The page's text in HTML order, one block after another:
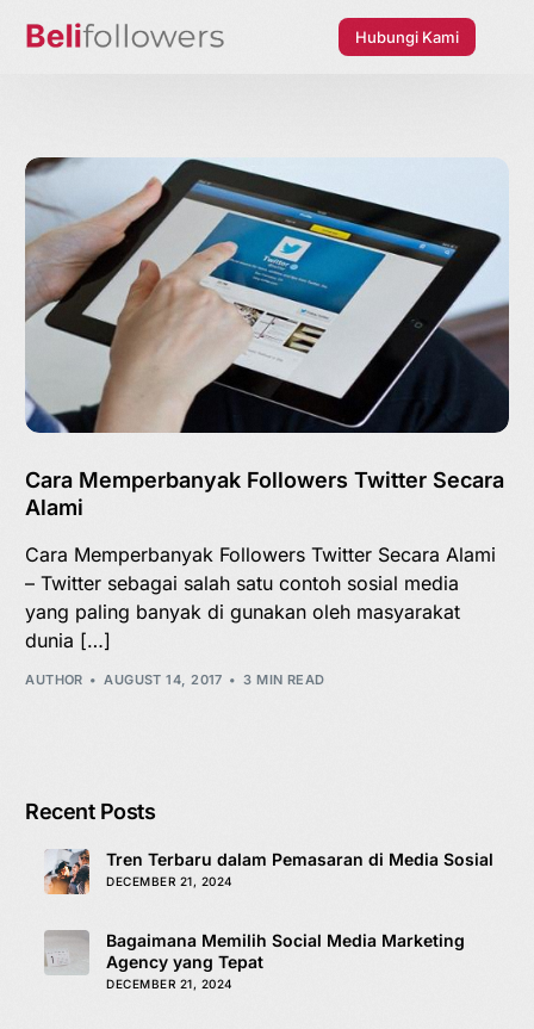
Hubungi Kami
Cara Memperbanyak Followers Twitter Secara
Alami
Cara Memperbanyak Followers Twitter Secara Alami
– Twitter sebagai salah satu contoh sosial media
yang paling banyak di gunakan oleh masyarakat
dunia […]
AUTHOR AUGUST 14, 2017 3 MIN READ
Recent Posts
Tren Terbaru dalam Pemasaran di Media Sosial
DECEMBER 21, 2024
Bagaimana Memilih Social Media Marketing
Agency yang Tepat
DECEMBER 21, 2024